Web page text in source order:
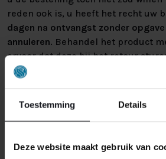
Toestemming Details
Deze website maakt gebruik van
reden ook is, u heeft het recht uw
dagen na ontvangst zonder
annuleren. Behandel het product
ervoor dat deze bij het retour
Mocht het product beschadigd
waardevermindering van het
doorberekenen.